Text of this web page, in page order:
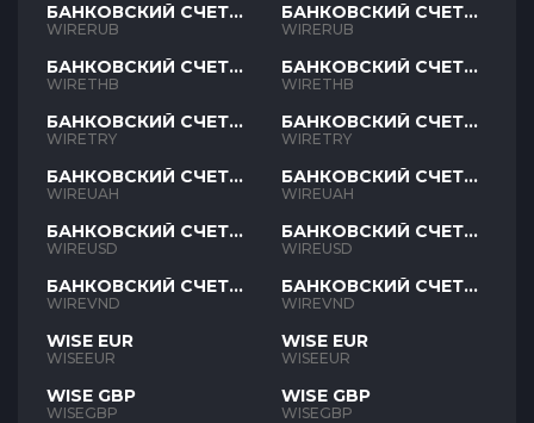
БАНКОВСКИЙ СЧЕТ
RUB
WIRERUB
БАНКОВСКИЙ СЧЕТ
THB
WIRETHB
БАНКОВСКИЙ СЧЕТ
TRY
WIRETRY
БАНКОВСКИЙ СЧЕТ
UAH
WIREUAH
БАНКОВСКИЙ СЧЕТ
USD
WIREUSD
БАНКОВСКИЙ СЧЕТ
VND
WIREVND
WISE EUR
WISEEUR
WISE GBP
WISEGBP
БАНКОВСКИЙ СЧЕТ
RUB
WIRERUB
БАНКОВСКИЙ СЧЕТ
THB
WIRETHB
БАНКОВСКИЙ СЧЕТ
TRY
WIRETRY
БАНКОВСКИЙ СЧЕТ
UAH
WIREUAH
БАНКОВСКИЙ СЧЕТ
USD
WIREUSD
БАНКОВСКИЙ СЧЕТ
VND
WIREVND
WISE EUR
WISEEUR
WISE GBP
WISEGBP